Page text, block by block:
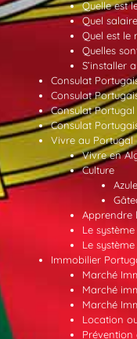
Quelle est
Quel
Quel est le
Quelles
S’installer
Consulat
Consulat
Consulat
Consulat
Vivre au Portugal
Vivre en
Culture
Apprendre
Le
Le
Immobilier
Marché
Marché
Marché
Location
Prévention